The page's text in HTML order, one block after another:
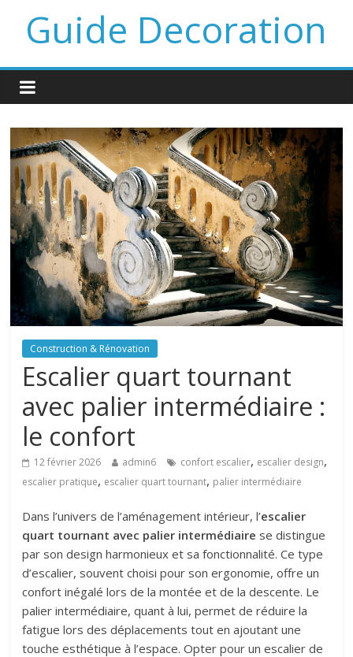
Guide Decoration
Construction & Rénovation
Escalier quart tournant
avec palier intermédiaire :
le confort
12 février 2026 admin6 confort escalier, escalier design,
escalier pratique, escalier quart tournant, palier intermédiaire
Dans l’univers de l’aménagement intérieur, l’escalier
quart tournant avec palier intermédiaire se distingue
par son design harmonieux et sa fonctionnalité. Ce type
d’escalier, souvent choisi pour son ergonomie, offre un
confort inégalé lors de la montée et de la descente. Le
palier intermédiaire, quant à lui, permet de réduire la
fatigue lors des déplacements tout en ajoutant une
touche esthétique à l’espace. Opter pour un escalier de